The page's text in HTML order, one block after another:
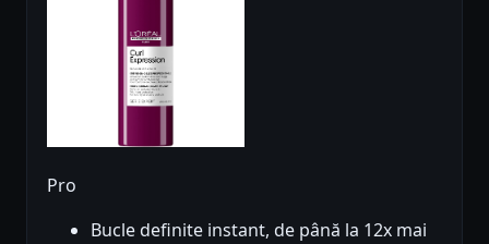
Pro
Bucle definite instant, de până la 12x mai